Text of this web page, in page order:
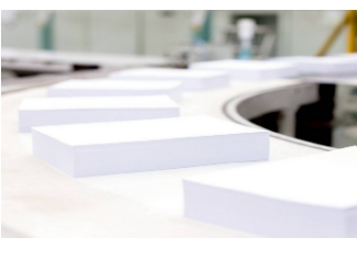
ประเทศไทย และคณะแพทยศาสตร์ มหาวิทยาลัย
ธรรมศาสตร์